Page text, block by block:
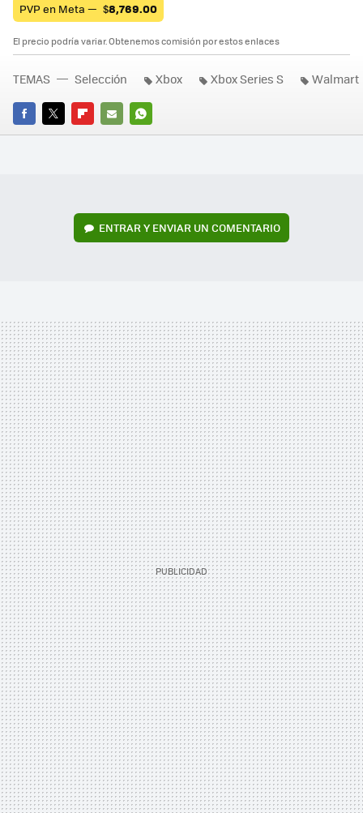
PVP en Meta — $8,769.00
El precio podría variar. Obtenemos comisión por estos enlaces
FACEBOOK
TWITTERFLIPBOARD
E-
WHATSAPP
TEMAS Selección Xbox Xbox Series S Walmart
ENTRAR Y ENVIAR UN COMENTARIO